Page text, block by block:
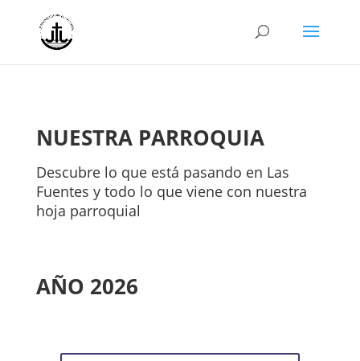
NUESTRA PARROQUIA
Descubre lo que está pasando en Las
Fuentes y todo lo que viene con nuestra
hoja parroquial
AÑO 2026